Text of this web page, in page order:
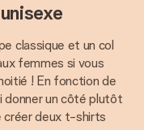
classique et un col
femmes si vous
! En fonction de
donner un côté plutôt
créer deux t-shirts